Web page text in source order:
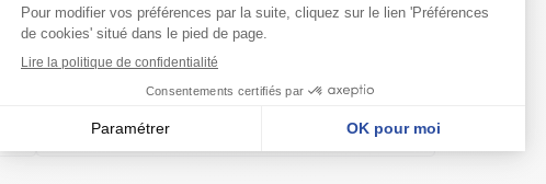
thérapeutique. Celle-ci est basée sur le principe